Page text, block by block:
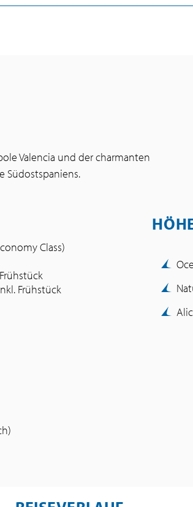
Valencia und der charmanten
Südostspaniens.
Class)
Frühstück